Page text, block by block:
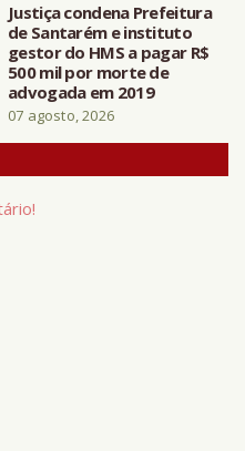
Justiça condena Prefeitura
de Santarém e instituto
gestor do HMS a pagar R$
500 mil por morte de
advogada em 2019
07 agosto, 2026